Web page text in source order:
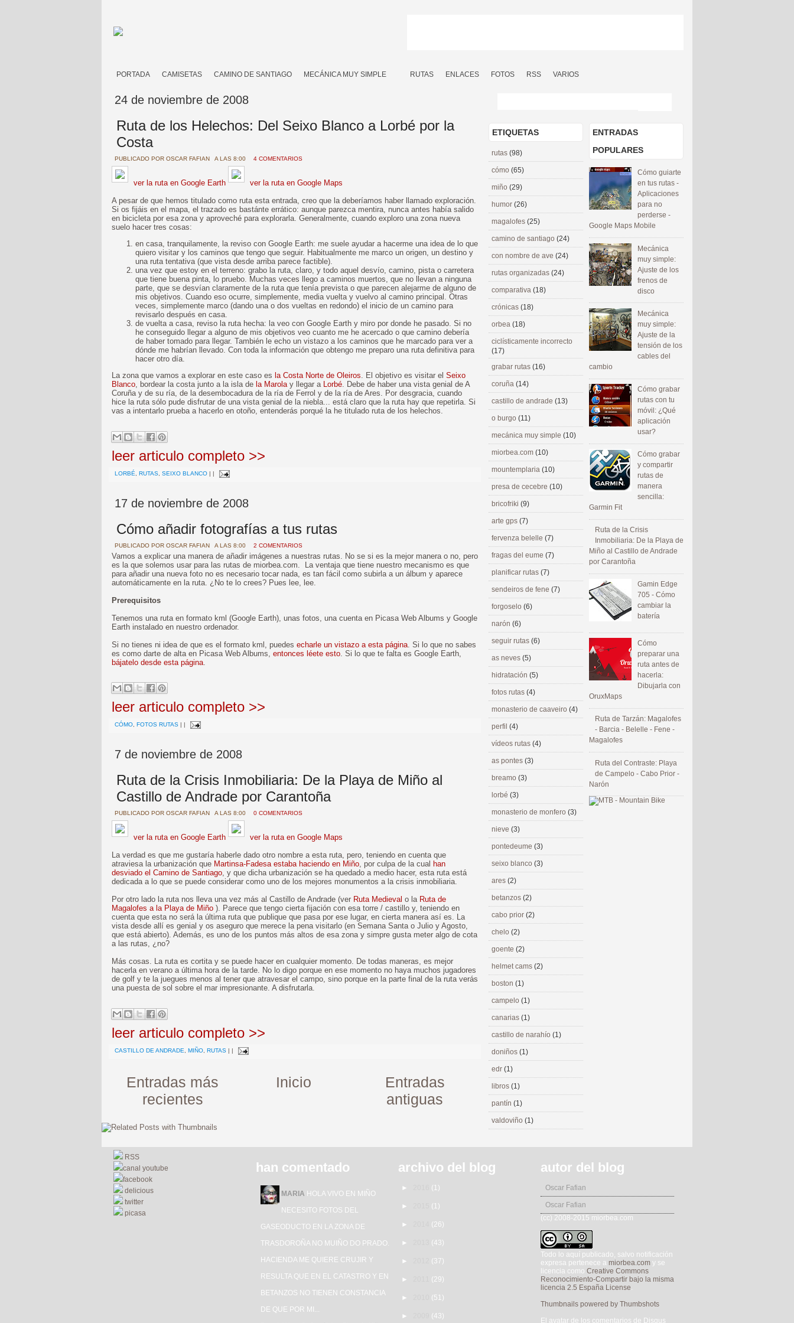
PORTADA CAMISETAS CAMINO DE SANTIAGO MECÁNICA MUY SIMPLE RUTAS ENLACES FOTOS RSS VARIOS
24 de noviembre de 2008
Ruta de los Helechos: Del Seixo Blanco a Lorbé por la
Costa
PUBLICADO POR OSCAR FAFIAN A LAS 8:00 4 COMENTARIOS
ver la ruta en Google Earth
ver la ruta en Google Maps
A pesar de que hemos titulado como ruta esta entrada, creo que la deberíamos haber llamado exploración.
Si os fijáis en el mapa, el trazado es bastánte errático: aunque parezca mentira, nunca antes había salido
en bicicleta por esa zona y aproveché para explorarla. Generalmente, cuando exploro una zona nueva
suelo hacer tres cosas:
en casa, tranquilamente, la reviso con Google Earth: me suele ayudar a hacerme una idea de lo que
quiero visitar y los caminos que tengo que seguir. Habitualmente me marco un origen, un destino y
una ruta tentativa (que vista desde arriba parece factible).
una vez que estoy en el terreno: grabo la ruta, claro, y todo aquel desvío, camino, pista o carretera
que tiene buena pinta, lo pruebo. Muchas veces llego a caminos muertos, que no llevan a ninguna
parte, que se desvían claramente de la ruta que tenía prevista o que parecen alejarme de alguno de
mis objetivos. Cuando eso ocurre, simplemente, media vuelta y vuelvo al camino principal. Otras
veces, simplemente marco (dando una o dos vueltas en redondo) el inicio de un camino para
revisarlo después en casa.
de vuelta a casa, reviso la ruta hecha: la veo con Google Earth y miro por donde he pasado. Si no
he conseguido llegar a alguno de mis objetivos veo cuanto me he acercado o que camino debería
de haber tomado para llegar. También le echo un vistazo a los caminos que he marcado para ver a
dónde me habrían llevado. Con toda la información que obtengo me preparo una ruta definitiva para
hacer otro día.
La zona que vamos a explorar en este caso es la Costa Norte de Oleiros. El objetivo es visitar el Seixo
Blanco, bordear la costa junto a la isla de la Marolay llegar a Lorbé. Debe de haber una vista genial de A
Coruña y de su ría, de la desembocadura de la ría de Ferrol y de la ría de Ares. Por desgracia, cuando
hice la ruta sólo pude disfrutar de una vista genial de la niebla... está claro que la ruta hay que repetirla. Si
vas a intentarlo prueba a hacerlo en otoño, entenderás porqué la he titulado ruta de los helechos.
leer articulo completo >>
LORBÉ RUTAS SEIXO BLANCO | |
17 de noviembre de 2008
Cómo añadir fotografías a tus rutas
PUBLICADO POR OSCAR FAFIAN A LAS 8:00 2 COMENTARIOS
Vamos a explicar una manera de añadir imágenes a nuestras rutas. No se si es la mejor manera o no, pero
es la que solemos usar para las rutas de miorbea.com. La ventaja que tiene nuestro mecanismo es que
para añadir una nueva foto no es necesario tocar nada, es tan fácil como subirla a un álbum y aparece
automáticamente en la ruta. ¿No te lo crees? Pues lee, lee.
Prerequisitos
Tenemos una ruta en formato kml (Google Earth), unas fotos, una cuenta en Picasa Web Albums y Google
Earth instalado en nuestro ordenador.
Si no tienes ni idea de que es el formato kml, puedes echarle un vistazo a esta página . Si lo que no sabes
es como darte de alta en Picasa Web Albums, entonces léete esto . Si lo que te falta es Google Earth,
bájatelo desde esta página
leer articulo completo >>
CÓMO FOTOS RUTAS | |
7 de noviembre de 2008
Ruta de la Crisis Inmobiliaria: De la Playa de Miño al
Castillo de Andrade por Carantoña
PUBLICADO POR OSCAR FAFIAN A LAS 8:00 0 COMENTARIOS
ver la ruta en Google Earth
ver la ruta en Google Maps
La verdad es que me gustaría haberle dado otro nombre a esta ruta, pero, teniendo en cuenta que
atraviesa la urbanización que Martinsa-Fadesa estaba haciendo en Miño, por culpa de la cual han
desviado el Camino de Santiago, y que dicha urbanización se ha quedado a medio hacer, esta ruta está
dedicada a lo que se puede considerar como uno de los mejores monumentos a la crisis inmobiliaria.
Por otro lado la ruta nos lleva una vez más al Castillo de Andrade (ver Ruta Medieval o la Ruta de
Magalofes a la Playa de Miño ). Parece que tengo cierta fijación con esa torre / castillo y, teniendo en
cuenta que esta no será la última ruta que publique que pasa por ese lugar, en cierta manera así es. La
vista desde allí es genial y os aseguro que merece la pena visitarlo (en Semana Santa o Julio y Agosto,
que está abierto). Además, es uno de los puntos más altos de esa zona y simpre gusta meter algo de cota
a las rutas, ¿no?
Más cosas. La ruta es cortita y se puede hacer en cualquier momento. De todas maneras, es mejor
hacerla en verano a última hora de la tarde. No lo digo porque en ese momento no haya muchos jugadores
de golf y te la juegues menos al tener que atravesar el campo, sino porque en la parte final de la ruta verás
una puesta de sol sobre el mar impresionante. A disfrutarla.
leer articulo completo >>
CASTILLO DE ANDRADE MIÑO RUTAS | |
Entradas más
recientes
Entradas
antiguas
Inicio
ENTRADAS
POPULARES
Cómo guiarte
en tus rutas -
Aplicaciones
para no
perderse -
Google Maps Mobile
Mecánica
muy simple:
Ajuste de los
frenos de
disco
Mecánica
muy simple:
Ajuste de la
tensión de los
cables del
cambio
Cómo grabar
rutas con tu
móvil: ¿Qué
aplicación
usar?
Cómo grabar
y compartir
rutas de
manera
sencilla:
Garmin Fit
Ruta de la Crisis
Inmobiliaria: De la Playa de
Miño al Castillo de Andrade
por Carantoña
Gamin Edge
705 - Cómo
cambiar la
batería
Cómo
preparar una
ruta antes de
hacerla:
Dibujarla con
OruxMaps
Ruta de Tarzán: Magalofes
- Barcia - Belelle - Fene -
Magalofes
Ruta del Contraste: Playa
de Campelo - Cabo Prior -
Narón
ETIQUETAS
rutas (98)
cómo (65)
miño (29)
humor (26)
magalofes (25)
camino de santiago (24)
con nombre de ave (24)
rutas organizadas (24)
comparativa (18)
crónicas (18)
orbea (18)
ciclísticamente incorrecto
(17)
grabar rutas (16)
coruña (14)
castillo de andrade (13)
o burgo (11)
mecánica muy simple (10)
miorbea.com (10)
mountemplaria (10)
presa de cecebre (10)
bricofriki (9)
arte gps (7)
fervenza belelle (7)
fragas del eume (7)
planificar rutas (7)
sendeiros de fene (7)
forgoselo (6)
narón (6)
seguir rutas (6)
as neves (5)
hidratación (5)
fotos rutas (4)
monasterio de caaveiro (4)
perfil (4)
vídeos rutas (4)
as pontes (3)
breamo (3)
lorbé (3)
monasterio de monfero (3)
nieve (3)
pontedeume (3)
seixo blanco (3)
ares (2)
betanzos (2)
cabo prior (2)
chelo (2)
goente (2)
helmet cams (2)
boston (1)
campelo (1)
canarias (1)
castillo de narahío (1)
doniños (1)
edr (1)
libros (1)
pantín (1)
valdoviño (1)
RSS
canal youtube
facebook
delicious
twitter
picasa
han comentado
MARIA HOLA VIVO EN MIÑO
NECESITO FOTOS DEL
GASEODUCTO EN LA ZONA DE
TRASDOROÑA NO MUIÑO DO PRADO.
HACIENDA ME QUIERE CRUJIR Y
RESULTA QUE EN EL CATASTRO Y EN
BETANZOS NO TIENEN CONSTANCIA
DE QUE POR MI...
archivo del blog
► (1)
► (1)
► (26)
► (43)
► (37)
► (29)
► (51)
► (43)
autor del blog
Oscar Fafian
Oscar Fafian
(cc) 2008-2015 miorbea.com
Todo lo aquí publicado, salvo notificación
expresa pertenece a miorbea.com y se
licencia como Creative Commons
Reconocimiento-Compartir bajo la misma
licencia 2.5 España License.
Thumbnails powered by Thumbshots
El avatar de los comentarios de Disqus